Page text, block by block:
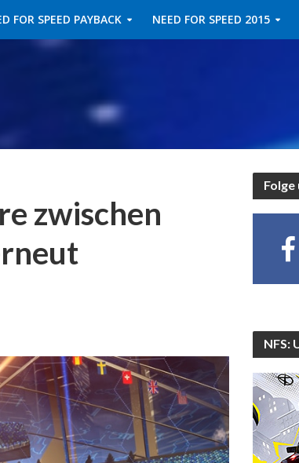
FOR SPEED PAYBACK NEED FOR SPEED 2015
zwischen
Folge
NFS: